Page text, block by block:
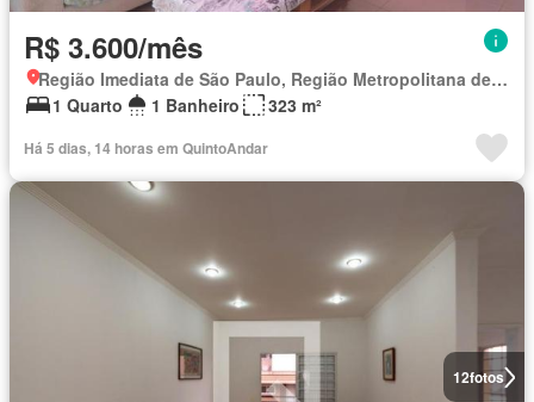
R$ 3.600/mês
Região Imediata de São Paulo, Região Metropolitana de São Paulo
1 Quarto
1 Banheiro 323 m²
Há 5 dias, 14 horas em QuintoAndar
12fotos